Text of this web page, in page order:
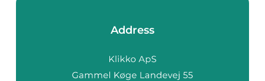
Address